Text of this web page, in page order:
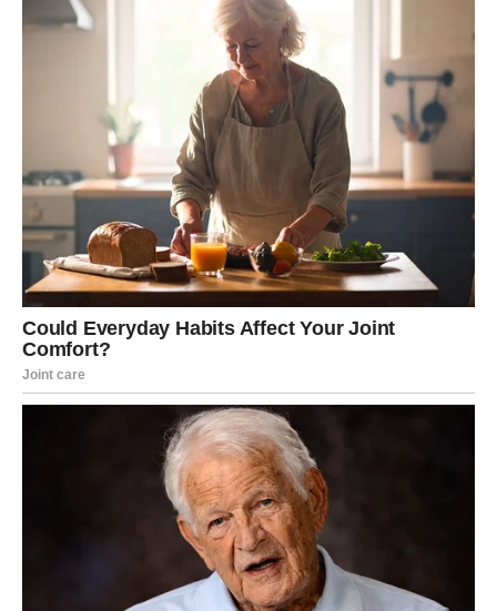
ovjekovječio uglednu Beograđanku, ali i buntovnicu Jelenu
Tinsku. U to vrijeme smatrana je jednom od najopasnijih žena
u Jugoslaviji, a njezino umijeće u plesu, baletu i glumi nije
izbjeglo priznanja. U razdoblju od 60 dana plesna skupina
“Lokice” pod vodstvom Lokice Stefanović održala je 120
koncerata. Njihova golema popularnost privukla je velik broj
sljedbenika, a mnogi su ih jedva čekali upoznati. “Lokice” su
bile poznate i po tome što su pratile Zdravka Čolića na svim
njegovim koncertima.
često nazivani “najromantičnijim parom”. Nakon toga, Jelena
je postala vokal rock grupe “Lutka”. Par je nerijetko jedno
drugom zapjevao dok se vozio na Goranovom motoru,
izazivajući pozornost mnogih diljem grada. Tinska je proživjela
razdoblje velikih previranja u svom životu. To je ilustrirano
Goranovom posvetom pjesme “Ti samo budi dovoljno daleko”,
jedne od njegovih najdražih pjesama, njoj, što ukazuje na
veličinu njihove ljubavi.